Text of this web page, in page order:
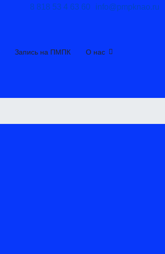
8 818 53 4 63 60 info@pmpknao.ru
Запись на ПМПК О нас